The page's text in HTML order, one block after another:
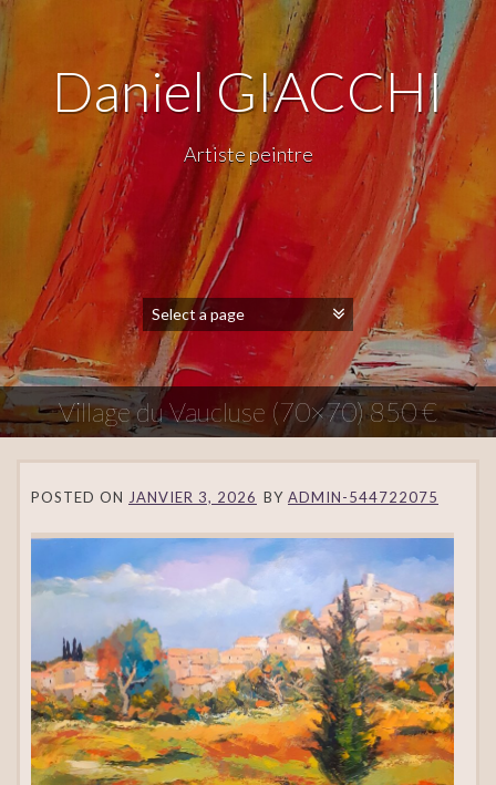
Daniel GIACCHI
Artiste peintre
Village du Vaucluse (70×70) 850 €
POSTED ON JANVIER 3, 2026 BY ADMIN-544722075